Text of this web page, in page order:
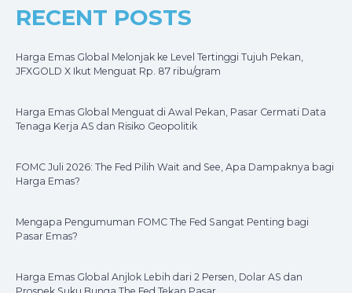
RECENT POSTS
Harga Emas Global Melonjak ke Level Tertinggi Tujuh Pekan,
JFXGOLD X Ikut Menguat Rp. 87 ribu/gram
Harga Emas Global Menguat di Awal Pekan, Pasar Cermati Data
Tenaga Kerja AS dan Risiko Geopolitik
FOMC Juli 2026: The Fed Pilih Wait and See, Apa Dampaknya bagi
Harga Emas?
Mengapa Pengumuman FOMC The Fed Sangat Penting bagi
Pasar Emas?
Harga Emas Global Anjlok Lebih dari 2 Persen, Dolar AS dan